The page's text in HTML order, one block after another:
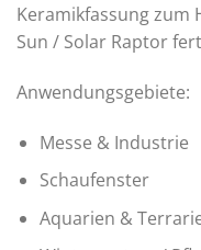
Keramikfassung zum
Sun / Solar Raptor
Anwendungsgebiete:
Messe & Industrie
Schaufenster
Aquarien &